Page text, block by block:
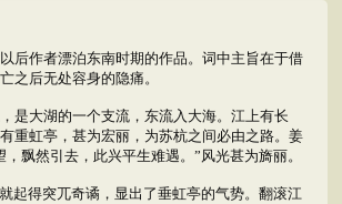
作者漂泊东南时期的作品。词中主旨在于借
之后无处容身的隐痛。
大湖的一个支流，东流入大海。江上有长
重虹亭，甚为宏丽，为苏杭之间必由之路。姜
飘然引去，此兴平生难遇。”风光甚为旖丽。
得突兀奇谲，显出了垂虹亭的气势。翻滚江